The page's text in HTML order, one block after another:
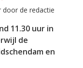
door de redactie
11.30 uur in
de
en